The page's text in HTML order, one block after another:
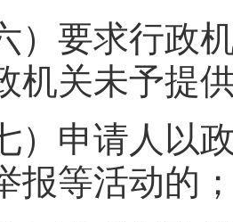
要求行政机
机关未予提
申请人以政
报等活动的